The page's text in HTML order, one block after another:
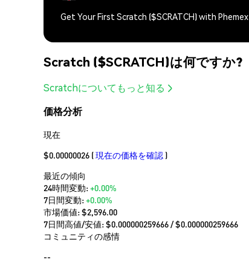
Get Your First Scratch ($SCRATCH) with Phemex
Scratch ($SCRATCH)は何ですか?
Scratchについてもっと知る
価格分析
現在
$0.00000026 (現在の価格を確認 )
最近の傾向
24時間変動:+0.00%
7日間変動:+0.00%
市場価値:$2,596.00
7日間高値/安値: $0.000000259666/ $0.000000259666
コミュニティの感情
--